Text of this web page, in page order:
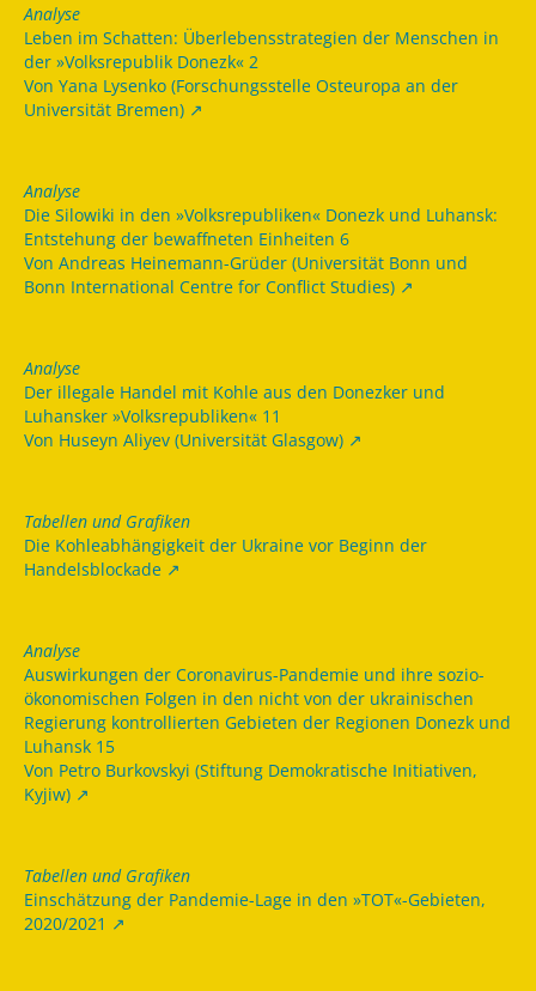
Analyse
Leben im Schatten: Überlebensstrategien der Menschen in
der »Volksrepublik Donezk« 2
Von Yana Lysenko (Forschungsstelle Osteuropa an der
Universität Bremen)
Analyse
Die Silowiki in den »Volksrepubliken« Donezk und Luhansk:
Entstehung der bewaffneten Einheiten 6
Von Andreas Heinemann-Grüder (Universität Bonn und
Bonn International Centre for Conflict Studies)
Analyse
Der illegale Handel mit Kohle aus den Donezker und
Luhansker »Volksrepubliken« 11
Von Huseyn Aliyev (Universität Glasgow)
Tabellen und Grafiken
Die Kohleabhängigkeit der Ukraine vor Beginn der
Handelsblockade
Analyse
Auswirkungen der Coronavirus-Pandemie und ihre sozio-
ökonomischen Folgen in den nicht von der ukrainischen
Regierung kontrollierten Gebieten der Regionen Donezk und
Luhansk 15
Von Petro Burkovskyi (Stiftung Demokratische Initiativen,
Kyjiw)
Tabellen und Grafiken
Einschätzung der Pandemie-Lage in den »TOT«-Gebieten,
2020/2021